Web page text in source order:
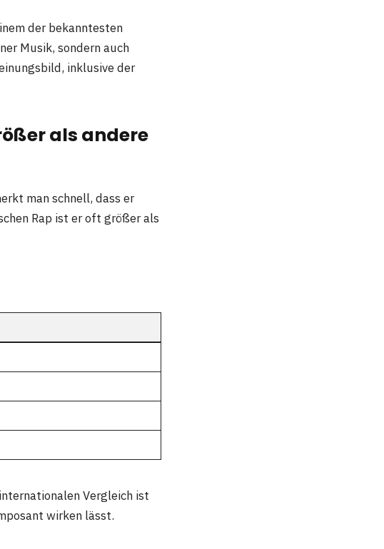
der bekanntesten
Musik, sondern auch
inklusive der
als andere
man schnell, dass er
Rap ist er oft größer als
Vergleich ist
wirken lässt.